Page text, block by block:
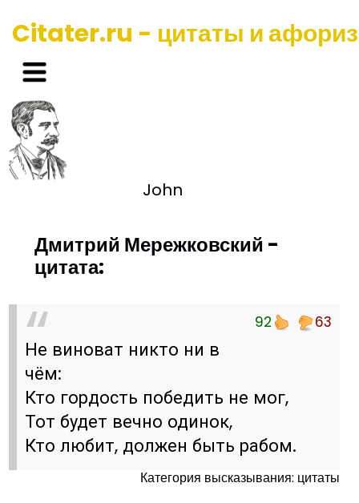
Citater.ru - цитаты и
John
Дмитрий Мережковский -
цитата:
92 63
Не виноват никто ни в
чём:
Кто гордость победить не мог,
Тот будет вечно одинок,
Кто любит, должен быть рабом.
Категория высказывания: цитаты